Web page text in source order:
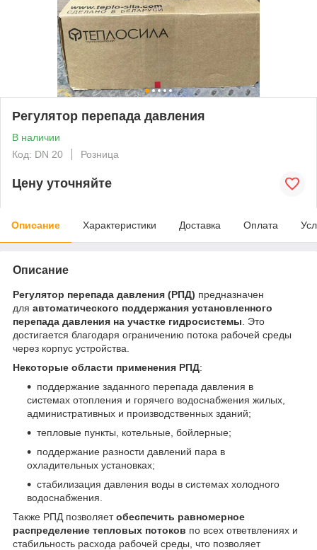
Регулятор перепада давления
В наличии
Код: DN 20
Розница
Цену уточняйте
Описание Характеристики Доставка Оплата
Описание
Регулятор перепада давления (РПД) предназначен
для автоматического поддержания установленного
перепада давления на участке гидросистемы . Это
достигается благодаря ограничению потока рабочей среды
через корпус устройства.
Некоторые области применения РПД:
поддержание заданного перепада давления в
системах отопления и горячего водоснабжения жилых,
административных и производственных зданий;
тепловые пункты, котельные, бойлерные;
поддержание разности давлений пара в
охладительных установках;
стабилизация давления воды в системах холодного
водоснабжения.
Также РПД позволяетобеспечить равномерное
распределение тепловых потоков по всех ответвлениях и
стабильность расхода рабочей среды, что позволяет